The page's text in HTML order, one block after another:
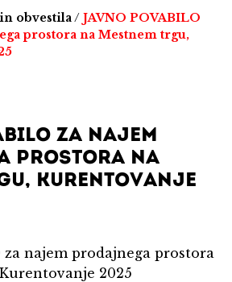
obvestila/ JAVNO POVABILO
prostora na Mestnem trgu,
ZA NAJEM
PROSTORA NA
KURENTOVANJE
za najem prodajnega prostora
2025